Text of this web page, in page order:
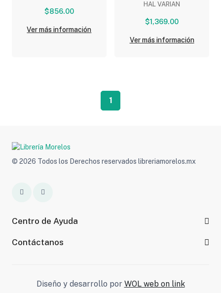
$856.00
Ver más información
HAL VARIAN
$1,369.00
Ver más información
1
© 2026 Todos los Derechos reservados libreriamorelos.mx
Centro de Ayuda
Contáctanos
Diseño y desarrollo por WOL web on link